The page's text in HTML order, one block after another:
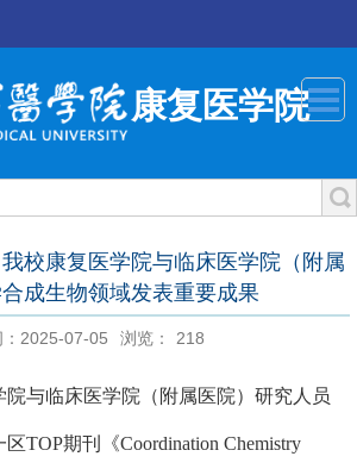
康复医学院
校康复医学院与临床医学院（附属
成生物领域发表重要成果
：2025-07-05 浏览： 218
院与临床医学院（附属医院）研究人员
区TOP期刊《Coordination Chemistry